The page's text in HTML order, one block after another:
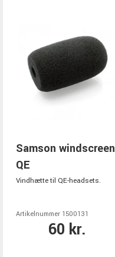
Samson windscreen
QE
Vindhætte til QE-headsets.
Artikelnummer 1500131
60 kr.